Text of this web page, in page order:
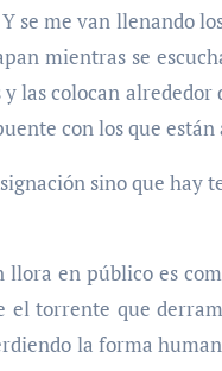
se me van llenando
mientras se
las colocan
con los que
sino que
en público es
el torrente que
la forma